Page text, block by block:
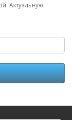
Актуальную